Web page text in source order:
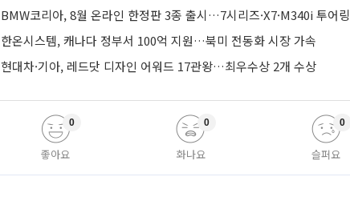
BMW코리아, 8월 온라인 한정판 3종 출시…7시리즈·X7·M340i 투어링
한온시스템, 캐나다 정부서 100억 지원…북미 전동화 시장 가속
현대차·기아, 레드닷 디자인 어워드 17관왕…최우수상 2개 수상
좋아요
0
화나요
0
슬퍼요
0